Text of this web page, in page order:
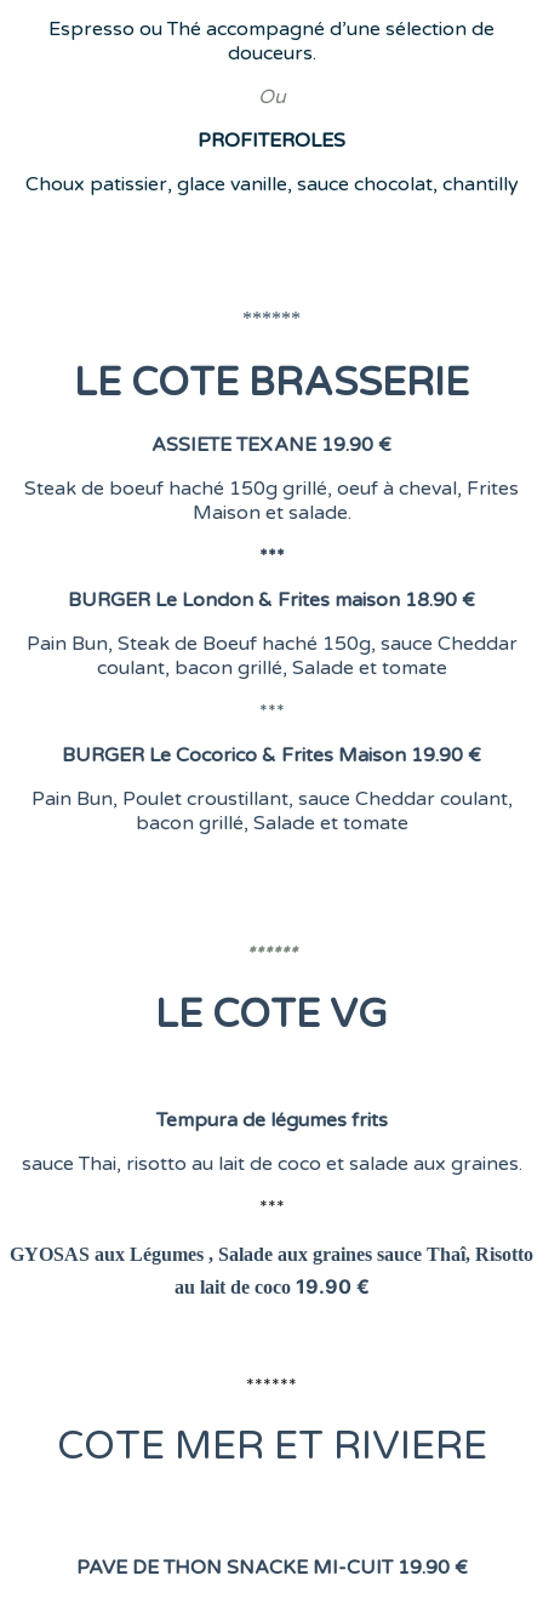
Espresso ou Thé accompagné d’une sélection de
douceurs.
Ou
PROFITEROLES
Choux patissier, glace vanille, sauce chocolat, chantilly
******
LE COTE BRASSERIE
ASSIETE TEXANE 19.90 €
Steak de boeuf haché 150g grillé, oeuf à cheval, Frites
Maison et salade.
***
BURGER Le London & Frites maison 18.90 €
Pain Bun, Steak de Boeuf haché 150g, sauce Cheddar
coulant, bacon grillé, Salade et tomate
***
BURGER Le Cocorico & Frites Maison 19.90 €
Pain Bun, Poulet croustillant, sauce Cheddar coulant,
bacon grillé, Salade et tomate
******
LE COTE VG
Tempura de légumes frits
sauce Thai, risotto au lait de coco et salade aux graines.
***
GYOSAS aux Légumes , Salade aux graines sauce Thaî, Risotto
au lait de coco 19.90 €
******
COTE MER ET RIVIERE
PAVE DE THON SNACKE MI-CUIT 19.90 €